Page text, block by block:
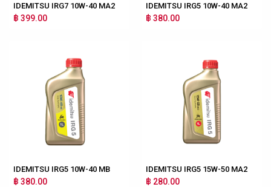
IDEMITSU IRG7 10W-40 MA2
฿ 399.00
IDEMITSU IRG5 10W-40 MA2
฿ 380.00
IDEMITSU IRG5 10W-40 MB
฿ 380.00
IDEMITSU IRG5 15W-50 MA2
฿ 280.00